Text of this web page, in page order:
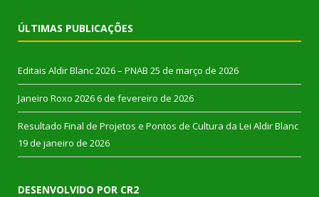
ÚLTIMAS PUBLICAÇÕES
Editais Aldir Blanc 2026 – PNAB 25 de março de 2026
Janeiro Roxo 2026 6 de fevereiro de 2026
Resultado Final de Projetos e Pontos de Cultura da Lei Aldir Blanc
19 de janeiro de 2026
DESENVOLVIDO POR CR2